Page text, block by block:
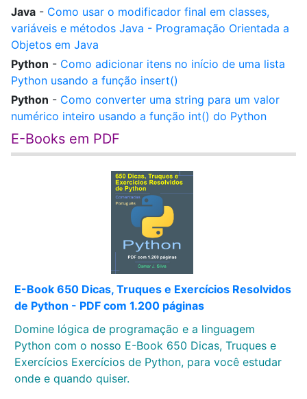
Java - Como usar o modificador final em classes,
variáveis e métodos Java - Programação Orientada a
Objetos em Java
Python - Como adicionar itens no início de uma lista
Python usando a função insert()
Python - Como converter uma string para um valor
numérico inteiro usando a função int() do Python
E-Books em PDF
E-Book 650 Dicas, Truques e Exercícios Resolvidos
de Python - PDF com 1.200 páginas
Domine lógica de programação e a linguagem
Python com o nosso E-Book 650 Dicas, Truques e
Exercícios Exercícios de Python, para você estudar
onde e quando quiser.